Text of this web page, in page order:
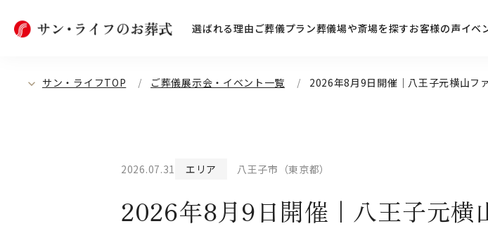
選ばれる理由 ご葬儀プラン葬儀場や斎場を探すお客様の声イベ
サン・ライフTOP ご葬儀展示会・イベント一覧 2026年8月9日開催｜八王子元横山フ
2026.07.31 エリア 八王子市（東京都）
2026年8月9日開催｜八王子元横